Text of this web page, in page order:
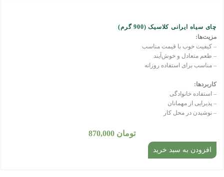
چای سیاه ایرانی کلاسیک (900 گرم)
مزیت‌ها:
– کیفیت خوب با قیمت مناسب
– طعم متعادل و خوش‌آیند
– مناسب برای استفاده روزانه
کاربردها:
– استفاده خانوادگی
– پذیرایی از مهمانان
– نوشیدن در محل کار
افزودن به سبد خرید
تومان